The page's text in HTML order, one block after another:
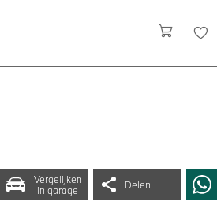
Vergelijken
in garage
Delen